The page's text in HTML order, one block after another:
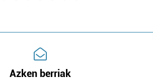
Azken berriak